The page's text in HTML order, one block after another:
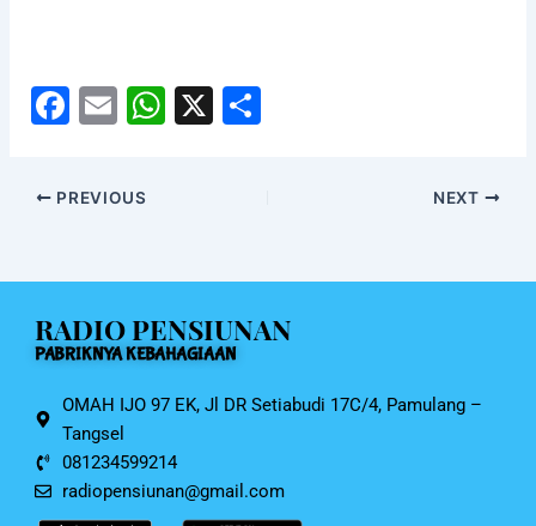
F
c
e
o
o
k
E
ai
l
W
p
p
X
PREVIOUS NEXT
RADIO PENSIUNAN
PABRIKNYA KEBAHAGIAAN
OMAH IJO 97 EK, Jl DR Setiabudi 17C/4, Pamulang –
Tangsel
081234599214
radiopensiunan@gmail.com